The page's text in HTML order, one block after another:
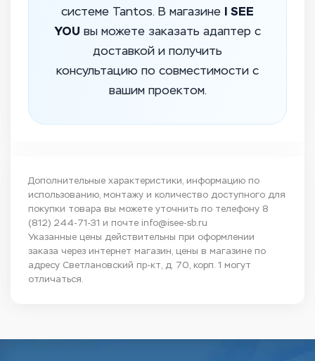
системе Tantos. В магазине I SEE
YOU вы можете заказать адаптер с
доставкой и получить
консультацию по совместимости с
вашим проектом.
Дополнительные характеристики, информацию по
использованию, монтажу и количество доступного для
покупки товара вы можете уточнить по телефону 8
(812) 244-71-31 и почте info@isee-sb.ru
Указанные цены действительны при оформлении
заказа через интернет магазин, цены в магазине по
адресу Светлановский пр-кт, д. 70, корп. 1 могут
отличаться.